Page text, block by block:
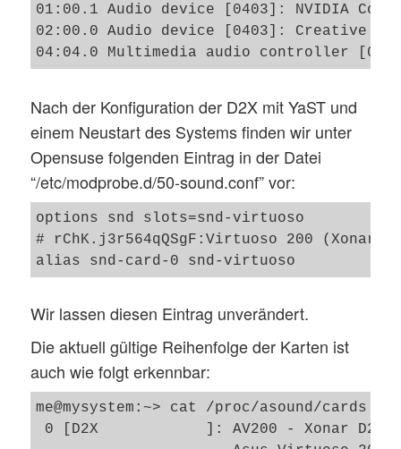
01:00.1 Audio device [0403]: NVIDIA
02:00.0 Audio device [0403]: Creative
Nach der Konfiguration der D2X mit YaST und
einem Neustart des Systems finden wir unter
Opensuse folgenden Eintrag in der Datei
“/etc/modprobe.d/50-sound.conf” vor:
options snd slots=snd-virtuoso
# rChK.j3r564qQSgF:Virtuoso 200 (Xonar
Wir lassen diesen Eintrag unverändert.
Die aktuell gültige Reihenfolge der Karten ist
auch wie folgt erkennbar:
me@mysystem:~> cat /proc/asound/cards
0 [D2X            ]: AV200 - Xonar D2X